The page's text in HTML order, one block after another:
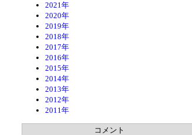
2021年
2020年
2019年
2018年
2017年
2016年
2015年
2014年
2013年
2012年
2011年
コメント